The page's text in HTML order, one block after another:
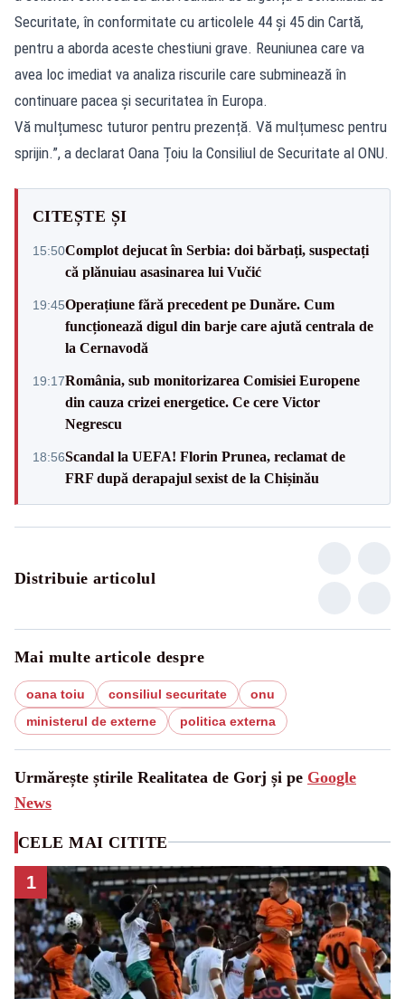
Securitate, în conformitate cu articolele 44 și 45 din Cartă,
pentru a aborda aceste chestiuni grave. Reuniunea care va
avea loc imediat va analiza riscurile care subminează în
continuare pacea și securitatea în Europa.
Vă mulțumesc tuturor pentru prezență. Vă mulțumesc pentru
sprijin.”, a declarat Oana Țoiu la Consiliul de Securitate al ONU.
CITEȘTE ȘI
15:50Complot dejucat în Serbia: doi bărbați, suspectați
că plănuiau asasinarea lui Vučić
19:45Operațiune fără precedent pe Dunăre. Cum
funcționează digul din barje care ajută centrala de
la Cernavodă
19:17România, sub monitorizarea Comisiei Europene
din cauza crizei energetice. Ce cere Victor
Negrescu
18:56Scandal la UEFA! Florin Prunea, reclamat de
FRF după derapajul sexist de la Chișinău
Distribuie articolul
Mai multe articole despre
oana toiu consiliul securitate
onu
ministerul de externe
politica externa
Urmărește știrile Realitatea de Gorj și pe Google
News
CELE MAI CITITE
1